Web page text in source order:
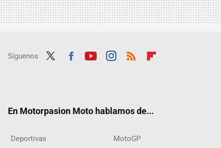
Síguenos
En Motorpasion Moto hablamos de...
Deportivas MotoGP